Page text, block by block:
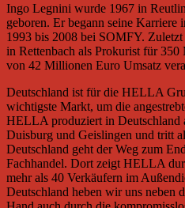
Ingo Legnini wurde 1967 in
geboren. Er begann seine Karriere
1993 bis 2008 bei SOMFY.
in Rettenbach als Prokurist für
von 42 Millionen Euro Umsatz
Deutschland ist für die HELLA
wichtigste Markt, um die
HELLA produziert in Deutschland
Duisburg und Geislingen und tritt
Deutschland geht der Weg zum
Fachhandel. Dort zeigt HELLA
mehr als 40 Verkäufern im
Deutschland heben wir uns neben